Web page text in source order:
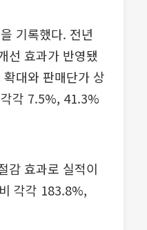
기록했다. 전년
선 효과가 반영됐
대와 판매단가 상
각 7.5%, 41.3%
감 효과로 실적이
각각 183.8%,